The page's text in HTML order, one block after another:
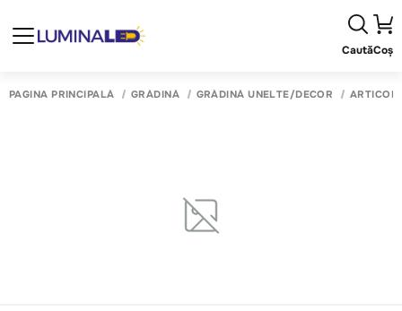
CautăCoș
PAGINA PRINCIPALĂ GRĂDINĂ GRĂDINĂ UNELTE/DECOR